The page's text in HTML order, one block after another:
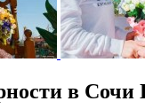
в Сочи